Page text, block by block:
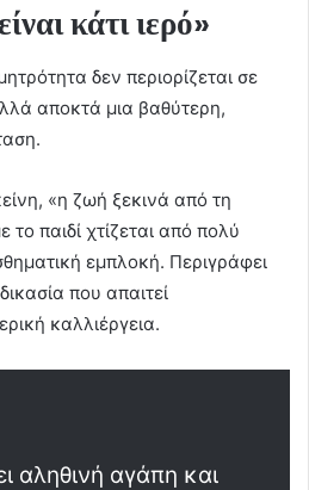
κάτι ιερό»
δεν περιορίζεται σε
αποκτά μια βαθύτερη,
«η ζωή ξεκινά από τη
παιδί χτίζεται από πολύ
εμπλοκή. Περιγράφει
που απαιτεί
καλλιέργεια.
αληθινή αγάπη και